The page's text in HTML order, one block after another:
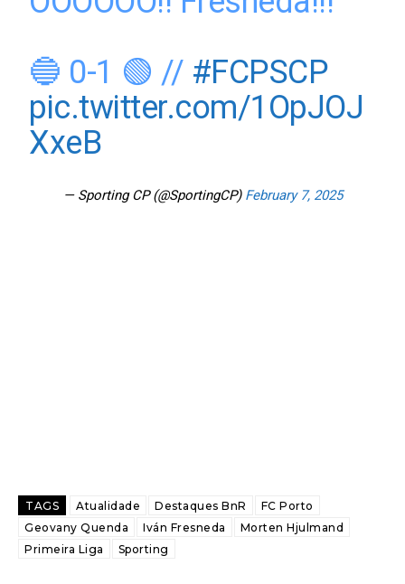
🔵 0-1 🟢 // #FCPSCP
pic.twitter.com/1OpJOJ
XxeB
— Sporting CP (@SportingCP) February 7, 2025
TAGS Atualidade Destaques BnR
FC Porto
Geovany Quenda
Iván Fresneda
Morten Hjulmand
Primeira Liga
Sporting